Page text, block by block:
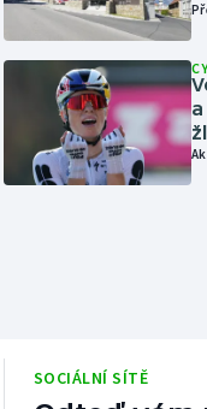
SOCIÁLNÍ SÍTĚ